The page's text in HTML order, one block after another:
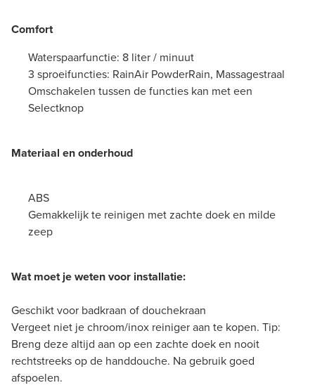
Comfort
Waterspaarfunctie: 8 liter / minuut
3 sproeifuncties: RainAir PowderRain, Massagestraal
Omschakelen tussen de functies kan met een
Selectknop
Materiaal en onderhoud
ABS
Gemakkelijk te reinigen met zachte doek en milde
zeep
Wat moet je weten voor installatie:
Geschikt voor badkraan of douchekraan
Vergeet niet je chroom/inox reiniger aan te kopen. Tip:
Breng deze altijd aan op een zachte doek en nooit
rechtstreeks op de handdouche. Na gebruik goed
afspoelen.